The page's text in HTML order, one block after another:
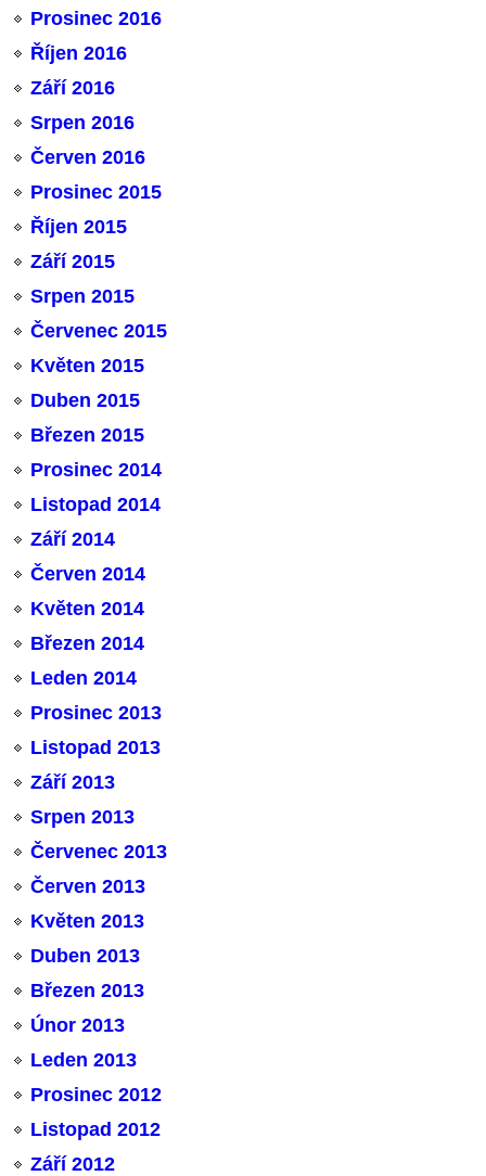
Prosinec 2016
Říjen 2016
Září 2016
Srpen 2016
Červen 2016
Prosinec 2015
Říjen 2015
Září 2015
Srpen 2015
Červenec 2015
Květen 2015
Duben 2015
Březen 2015
Prosinec 2014
Listopad 2014
Září 2014
Červen 2014
Květen 2014
Březen 2014
Leden 2014
Prosinec 2013
Listopad 2013
Září 2013
Srpen 2013
Červenec 2013
Červen 2013
Květen 2013
Duben 2013
Březen 2013
Únor 2013
Leden 2013
Prosinec 2012
Listopad 2012
Září 2012